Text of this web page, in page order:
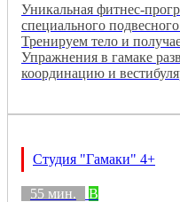
Уникальная фитнес-
специального
Тренируем тело и
Упражнения в гамаке
координацию и
Студия "Гамаки" 4+
55 мин.
B